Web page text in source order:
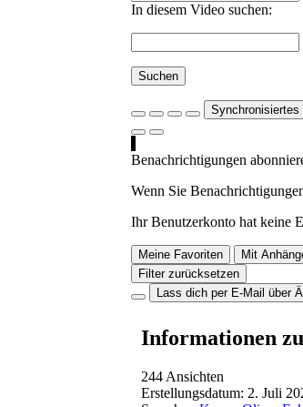
In diesem Video suchen:
Suchen
Synchronisiertes
Benachrichtigungen
Wenn Sie
Ihr Benutzerkonto hat keine
Meine Favoriten Mit
Filter zurücksetzen
Lass dich per E-Mail über
Informationen
244 Ansichten
Erstellungsdatum: 2. Juli